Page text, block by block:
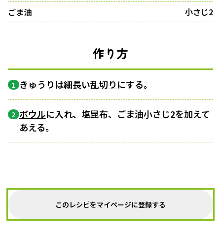
ごま油
小さじ2
作り方
1 きゅうりは細長い乱切りにする。
2 ボウルに入れ、塩昆布、ごま油小さじ2を加えて
あえる。
このレシピをマイページに登録する